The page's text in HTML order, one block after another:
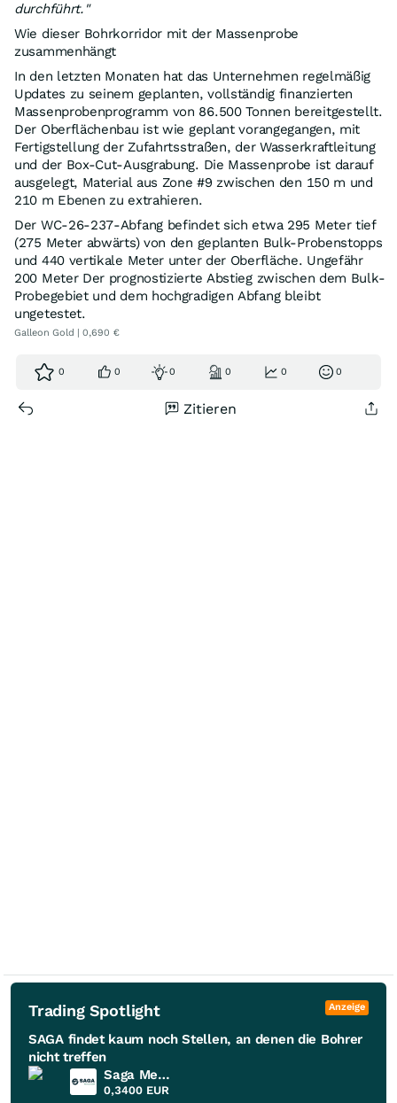
durchführt."
Wie dieser Bohrkorridor mit der Massenprobe
zusammenhängt
In den letzten Monaten hat das Unternehmen regelmäßig
Updates zu seinem geplanten, vollständig finanzierten
Massenprobenprogramm von 86.500 Tonnen bereitgestellt.
Der Oberflächenbau ist wie geplant vorangegangen, mit
Fertigstellung der Zufahrtsstraßen, der Wasserkraftleitung
und der Box-Cut-Ausgrabung. Die Massenprobe ist darauf
ausgelegt, Material aus Zone #9 zwischen den 150 m und
210 m Ebenen zu extrahieren.
Der WC-26-237-Abfang befindet sich etwa 295 Meter tief
(275 Meter abwärts) von den geplanten Bulk-Probenstopps
und 440 vertikale Meter unter der Oberfläche. Ungefähr
200 Meter Der prognostizierte Abstieg zwischen dem Bulk-
Probegebiet und dem hochgradigen Abfang bleibt
ungetestet.
Galleon Gold | 0,690 €
0 0 0 0 0 0
Zitieren
Trading Spotlight Anzeige
SAGA findet kaum noch Stellen, an denen die Bohrer
nicht treffen
Saga Metals
0,3400 EUR